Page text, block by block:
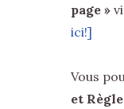
page »
ici!]
Vous
et